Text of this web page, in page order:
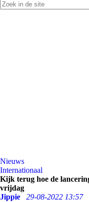
Nieuws
Internationaal
Kijk terug hoe de
vrijdag
Jippie
29-08-2022 13:57